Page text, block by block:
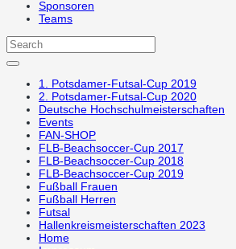
Sponsoren
Teams
1. Potsdamer-Futsal-Cup 2019
2. Potsdamer-Futsal-Cup 2020
Deutsche Hochschulmeisterschaften
Events
FAN-SHOP
FLB-Beachsoccer-Cup 2017
FLB-Beachsoccer-Cup 2018
FLB-Beachsoccer-Cup 2019
Fußball Frauen
Fußball Herren
Futsal
Hallenkreismeisterschaften 2023
Home